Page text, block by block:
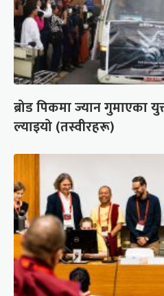
ब्रोड पिकमा ज्यान गुमाएका
ल्याइयो (तस्वीरहरू)